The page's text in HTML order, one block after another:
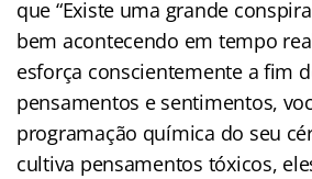
que “Existe uma grande
bem acontecendo em tempo
esforça conscientemente a fim
pensamentos e sentimentos,
programação química do seu
cultiva pensamentos tóxicos,